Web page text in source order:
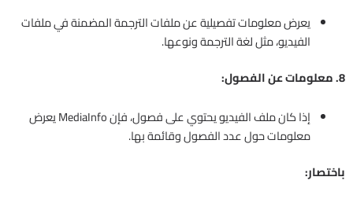
يعرض معلومات تفصيلية عن ملفات الترجمة المضمنة في ملفات
الفيديو، مثل لغة الترجمة ونوعها.
8. معلومات عن الفصول:
إذا كان ملف الفيديو يحتوي على فصول، فإن MediaInfo يعرض
معلومات حول عدد الفصول وقائمة بها.
باختصار: